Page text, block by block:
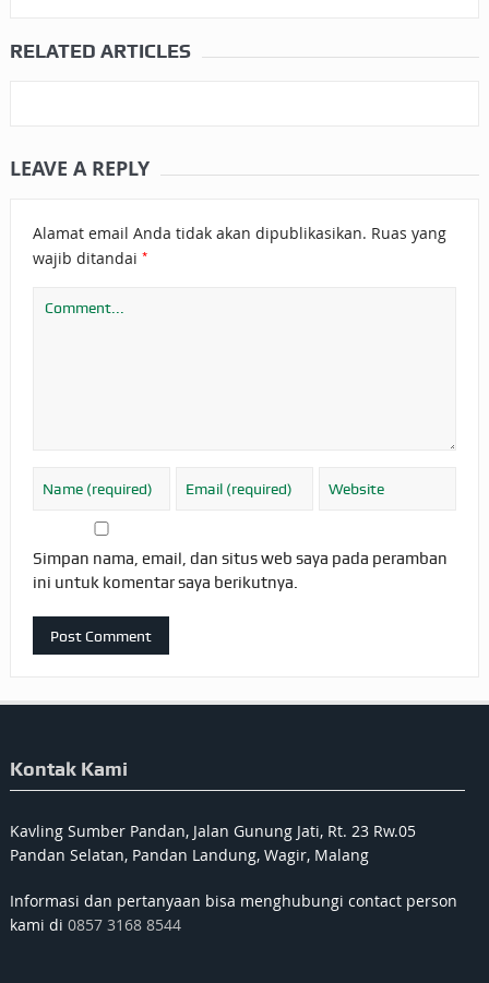
RELATED ARTICLES
LEAVE A REPLY
Alamat email Anda tidak akan dipublikasikan. Ruas yang
wajib ditandai *
Simpan nama, email, dan situs web saya pada peramban
ini untuk komentar saya berikutnya.
Kontak Kami
Kavling Sumber Pandan, Jalan Gunung Jati, Rt. 23 Rw.05
Pandan Selatan, Pandan Landung, Wagir, Malang
Informasi dan pertanyaan bisa menghubungi contact person
kami di 0857 3168 8544